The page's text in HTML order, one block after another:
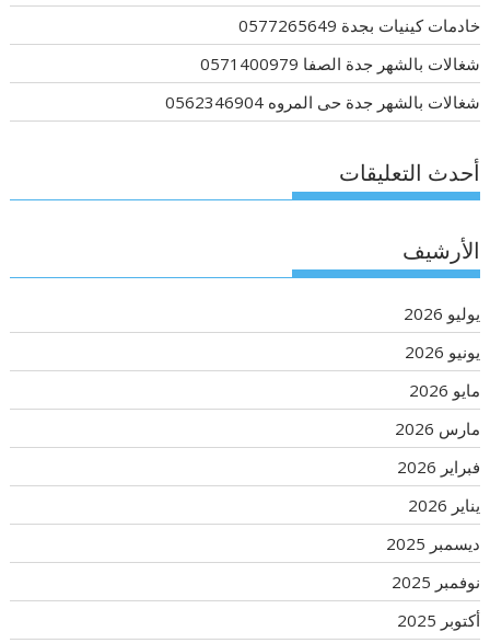
خادمات كينيات بجدة 0577265649
شغالات بالشهر جدة الصفا 0571400979
شغالات بالشهر جدة حى المروه 0562346904
أحدث التعليقات
الأرشيف
يوليو 2026
يونيو 2026
مايو 2026
مارس 2026
فبراير 2026
يناير 2026
ديسمبر 2025
نوفمبر 2025
أكتوبر 2025